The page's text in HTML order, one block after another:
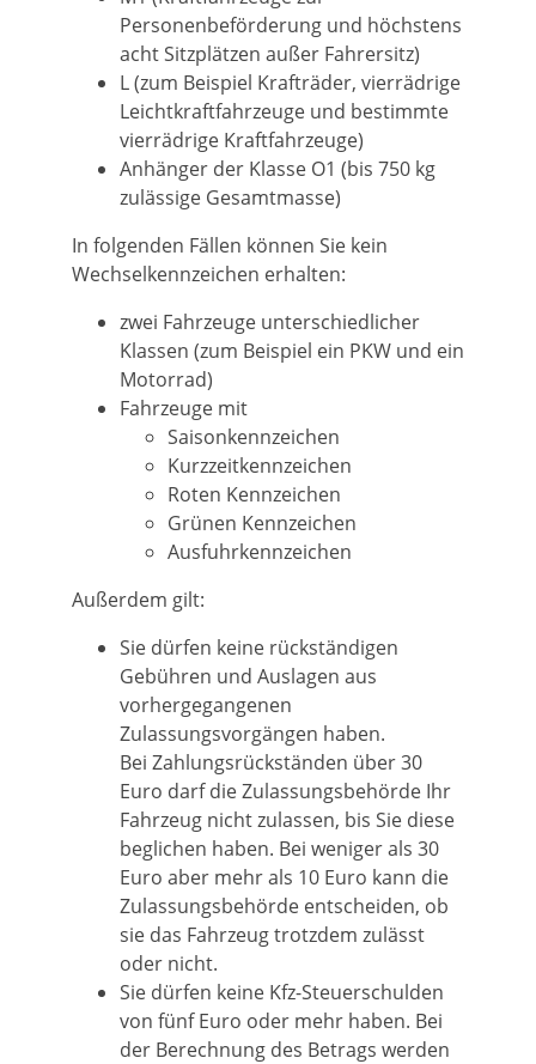
Personenbeförderung und höchstens
acht Sitzplätzen außer Fahrersitz)
L (zum Beispiel Krafträder, vierrädrige
Leichtkraftfahrzeuge und bestimmte
vierrädrige Kraftfahrzeuge)
Anhänger der Klasse O1 (bis 750 kg
zulässige Gesamtmasse)
In folgenden Fällen können Sie kein
Wechselkennzeichen erhalten:
zwei Fahrzeuge unterschiedlicher
Klassen (zum Beispiel ein PKW und ein
Motorrad)
Fahrzeuge mit
Saisonkennzeichen
Kurzzeitkennzeichen
Roten Kennzeichen
Grünen Kennzeichen
Ausfuhrkennzeichen
Außerdem gilt:
Sie dürfen keine rückständigen
Gebühren und Auslagen aus
vorhergegangenen
Zulassungsvorgängen haben.
Bei Zahlungsrückständen über 30
Euro darf die Zulassungsbehörde Ihr
Fahrzeug nicht zulassen, bis Sie diese
beglichen haben. Bei weniger als 30
Euro aber mehr als 10 Euro kann die
Zulassungsbehörde entscheiden, ob
sie das Fahrzeug trotzdem zulässt
oder nicht.
Sie dürfen keine Kfz-Steuerschulden
von fünf Euro oder mehr haben. Bei
der Berechnung des Betrags werden